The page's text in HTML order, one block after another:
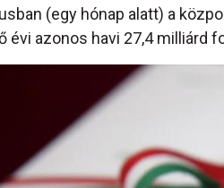
(egy hónap alatt) a
évi azonos havi 27,4 milliárd